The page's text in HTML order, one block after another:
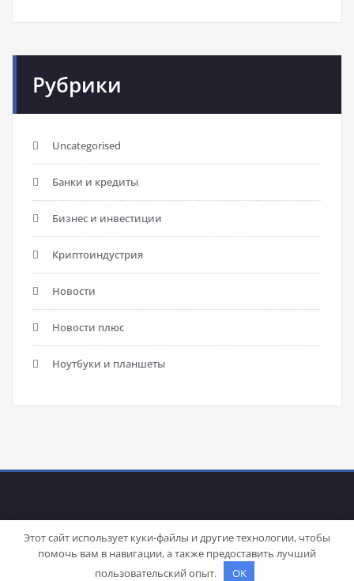
Рубрики
Uncategorised
Банки и кредиты
Бизнес и инвестиции
Криптоиндустрия
Новости
Новости плюс
Ноутбуки и планшеты
WordPress | Theme: Stacyby SpiceThemes
Этот сайт использует куки-файлы и другие технологии, чтобы
помочь вам в навигации, а также предоставить лучший
пользовательский опыт.
OK